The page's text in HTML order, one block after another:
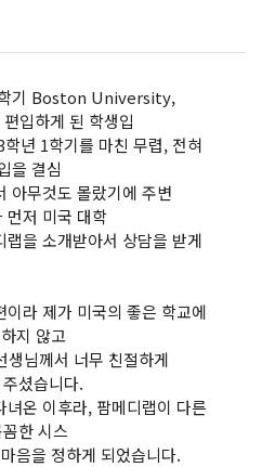
학기 Boston University,
입하게 된 학생입
년 1학기를 마친 무렵, 전혀
을 결심
아무것도 몰랐기에 주변
먼저 미국 대학
을 소개받아서 상담을 받게
라 제가 미국의 좋은 학교에
지 않고
님께서 너무 친절하게
셨습니다.
온 이후라, 팜메디랩이 다른
한 시스
음을 정하게 되었습니다.